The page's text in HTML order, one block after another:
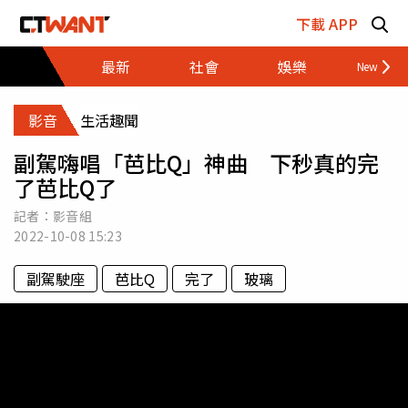
下載 APP
最新
社會 娛樂 財經
影音 生活趣聞
副駕嗨唱「芭比Q」神曲 下秒真的完
了芭比Q了
記者：影音組
2022-10-08 15:23
副駕駛座 芭比Q 完了 玻璃